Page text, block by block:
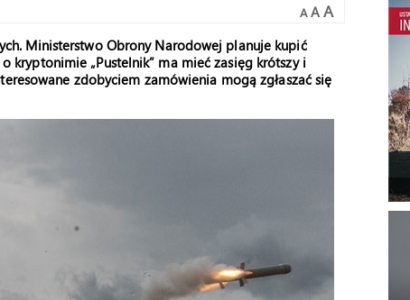
A A A
Ministerstwo Obrony Narodowej planuje kupić
kryptonimie „Pustelnik” ma mieć zasięg krótszy i
zdobyciem zamówienia mogą zgłaszać się